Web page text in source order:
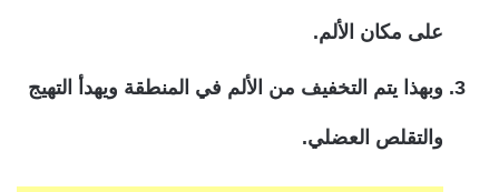
على مكان الألم.
وبهذا يتم التخفيف من الألم في المنطقة ويهدأ التهيج
والتقلص العضلي.